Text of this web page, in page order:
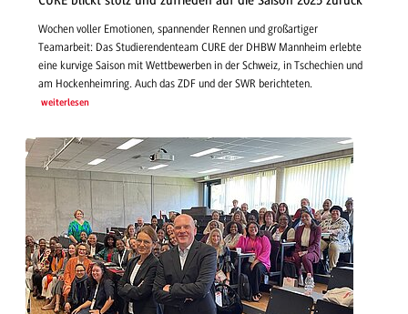
Wochen voller Emotionen, spannender Rennen und großartiger
Teamarbeit: Das Studierendenteam CURE der DHBW Mannheim erlebte
eine kurvige Saison mit Wettbewerben in der Schweiz, in Tschechien und
am Hockenheimring. Auch das ZDF und der SWR berichteten.
weiterlesen